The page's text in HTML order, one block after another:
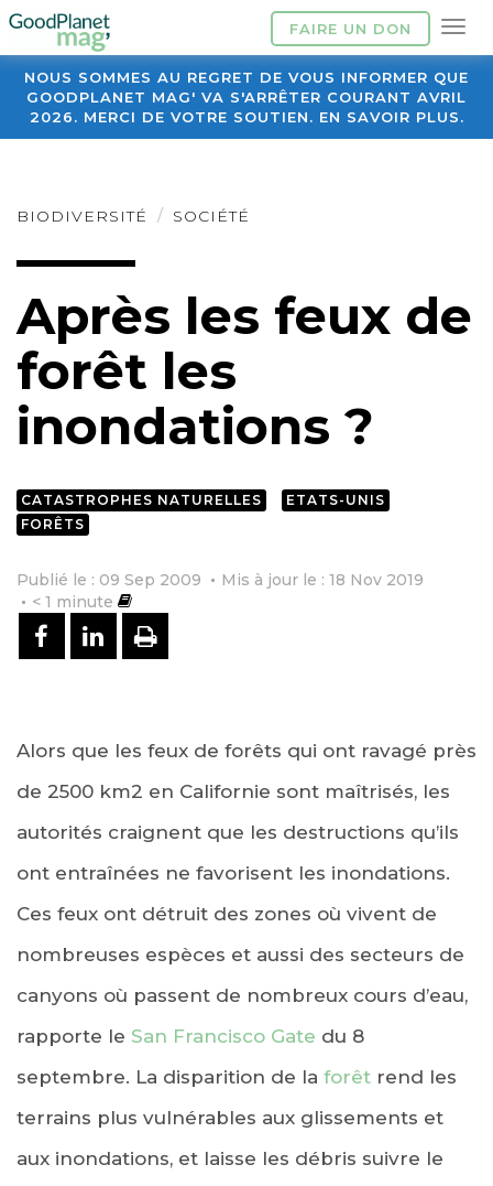
FAIRE UN DON
NOUS SOMMES AU REGRET DE VOUS INFORMER QUE
GOODPLANET MAG' VA S'ARRÊTER COURANT AVRIL
2026. MERCI DE VOTRE SOUTIEN. EN SAVOIR PLUS.
BIODIVERSITÉ SOCIÉTÉ
Après les feux de
forêt les
inondations ?
CATASTROPHES NATURELLES
ETATS-UNIS
FORÊTS
Publié le : 09 Sep 2009
Mis à jour le : 18 Nov 2019
< 1 minute
PARTAGER SUR FACEBOOK
PARTAGER SUR LINKEDIN
IMPRIMER
Alors que les feux de forêts qui ont ravagé près
de 2500 km2 en Californie sont maîtrisés, les
autorités craignent que les destructions qu’ils
ont entraînées ne favorisent les inondations.
Ces feux ont détruit des zones où vivent de
nombreuses espèces et aussi des secteurs de
canyons où passent de nombreux cours d’eau,
rapporte le San Francisco Gate du 8
septembre. La disparition de la forêt rend les
terrains plus vulnérables aux glissements et
aux inondations, et laisse les débris suivre le